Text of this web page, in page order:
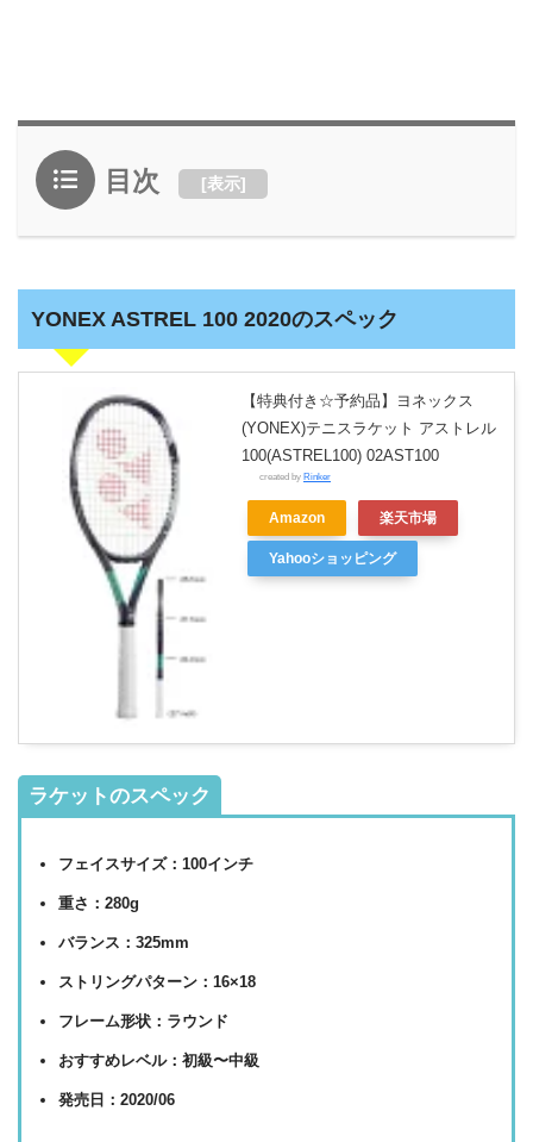
目次 [表示]
YONEX ASTREL 100 2020のスペック
【特典付き☆予約品】ヨネックス
(YONEX)テニスラケット アストレル
100(ASTREL100) 02AST100
created by Rinker
Amazon 楽天市場
Yahooショッピング
ラケットのスペック
フェイスサイズ：100インチ
重さ：280g
バランス：325mm
ストリングパターン：16×18
フレーム形状：ラウンド
おすすめレベル：初級〜中級
発売日：2020/06